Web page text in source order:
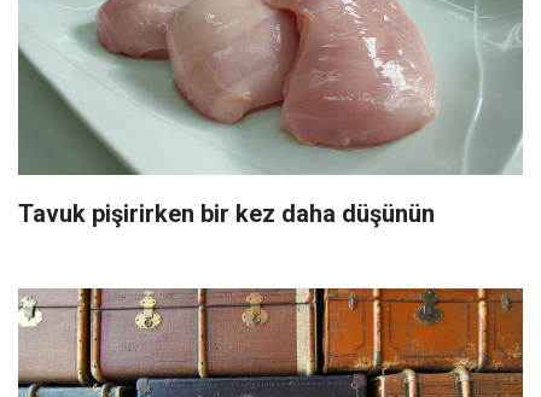
Tavuk pişirirken bir kez daha düşünün